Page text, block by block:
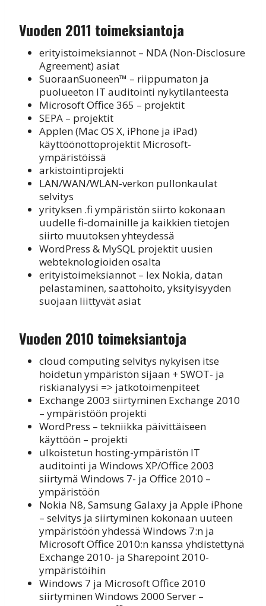
Vuoden 2011 toimeksiantoja
erityistoimeksiannot – NDA (Non-Disclosure
Agreement) asiat
SuoraanSuoneen™ – riippumaton ja
puolueeton IT auditointi nykytilanteesta
Microsoft Office 365 – projektit
SEPA – projektit
Applen (Mac OS X, iPhone ja iPad)
käyttöönottoprojektit Microsoft-
ympäristöissä
arkistointiprojekti
LAN/WAN/WLAN-verkon pullonkaulat
selvitys
yrityksen .fi ympäristön siirto kokonaan
uudelle fi-domainille ja kaikkien tietojen
siirto muutoksen yhteydessä
WordPress & MySQL projektit uusien
webteknologioiden osalta
erityistoimeksiannot – lex Nokia, datan
pelastaminen, saattohoito, yksityisyyden
suojaan liittyvät asiat
Vuoden 2010 toimeksiantoja
cloud computing selvitys nykyisen itse
hoidetun ympäristön sijaan + SWOT- ja
riskianalyysi => jatkotoimenpiteet
Exchange 2003 siirtyminen Exchange 2010
– ympäristöön projekti
WordPress – tekniikka päivittäiseen
käyttöön – projekti
ulkoistetun hosting-ympäristön IT
auditointi ja Windows XP/Office 2003
siirtymä Windows 7- ja Office 2010 –
ympäristöön
Nokia N8, Samsung Galaxy ja Apple iPhone
– selvitys ja siirtyminen kokonaan uuteen
ympäristöön yhdessä Windows 7:n ja
Microsoft Office 2010:n kanssa yhdistettynä
Exchange 2010- ja Sharepoint 2010-
ympäristöihin
Windows 7 ja Microsoft Office 2010
siirtyminen Windows 2000 Server –